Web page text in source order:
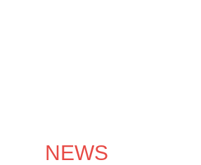
NEWS